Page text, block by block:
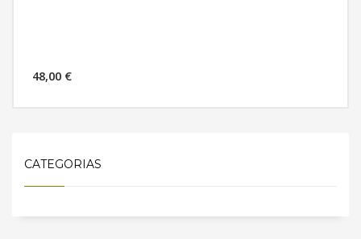
48,00 €
CATEGORIAS